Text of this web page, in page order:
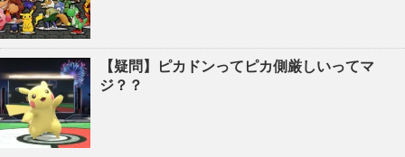
【疑問】ピカドンってピカ側厳しいってマ
ジ？？